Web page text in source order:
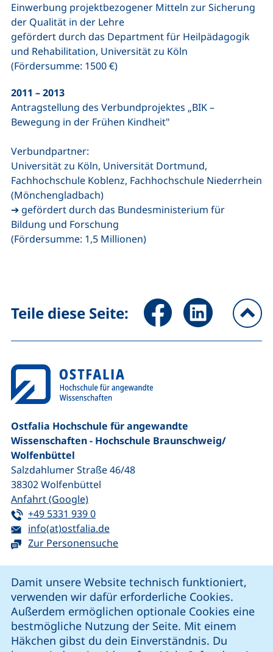
Damit unsere Website technisch funktioniert,
verwenden wir dafür erforderliche Cookies.
Außerdem ermöglichen optionale Cookies eine
bestmögliche Nutzung der Seite. Mit einem
Häkchen gibst du dein Einverständnis. Du
Einwerbung projektbezogener Mitteln zur Sicherung
der Qualität in der Lehre
gefördert durch das Department für Heilpädagogik
und Rehabilitation, Universität zu Köln
(Fördersumme: 1500 €)
2011 – 2013
Antragstellung des Verbundprojektes „BIK –
Bewegung in der Frühen Kindheit"
Verbundpartner:
Universität zu Köln, Universität Dortmund,
Fachhochschule Koblenz, Fachhochschule Niederrhein
(Mönchengladbach)
➔ gefördert durch das Bundesministerium für
Bildung und Forschung
(Fördersumme: 1,5 Millionen)
Teile diese Seite: Seite über Facebook teilen
Seite über
Ostfalia Hochschule für angewandte
Wissenschaften - Hochschule Braunschweig/​
Wolfenbüttel
Salzdahlumer Straße 46/48
38302Wolfenbüttel
Anfahrt (Google)(externer Link, öffnet neues Fenster)
Tel:
+49 5331 939 0(startet einen Telefonanruf, wenn Ihr
E-Mail:
info(at)ostfalia.de(öffnet Ihr E-Mail-Programm)
Zur Personensuche
unsere Facebook-Seite (externer Link, öffnet neues
unsere LinkedIn-Seite (externer Link, öffnet
unsere Instagram-Seite (externer Link,
unsere YouTube-Seite (externer
Cookie-Einstellungen